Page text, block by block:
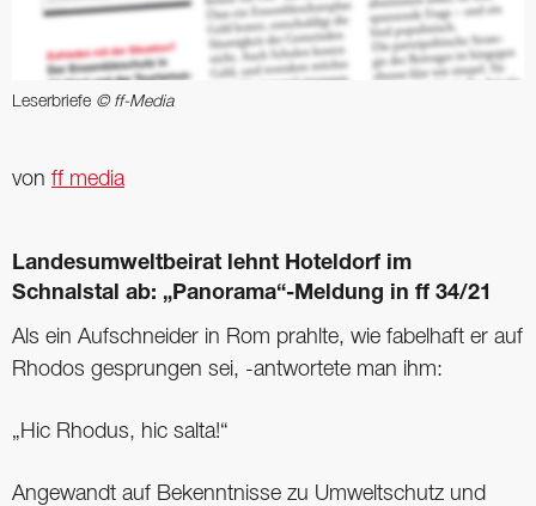
Leserbriefe © ff-Media
von ff media
Landesumweltbeirat lehnt Hoteldorf im
Schnalstal ab: „Panorama“-Meldung in ff 34/21
Als ein Aufschneider in Rom prahlte, wie fabelhaft er auf
Rhodos gesprungen sei, -antwortete man ihm:
„Hic Rhodus, hic salta!“
Angewandt auf Bekenntnisse zu Umweltschutz und